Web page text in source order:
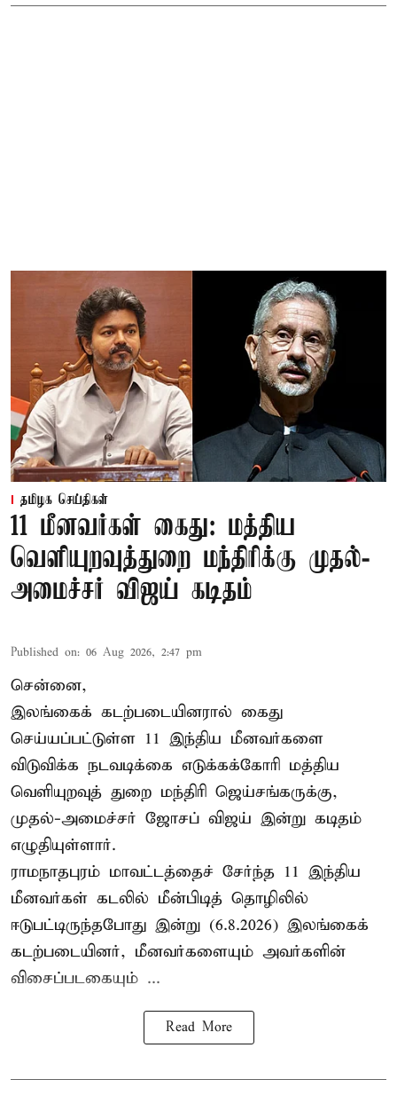
தமிழக செய்திகள்
11 மீனவர்கள் கைது: மத்திய
வெளியுறவுத்துறை மந்திரிக்கு முதல்-
அமைச்சர் விஜய் கடிதம்
Published on: 06 Aug 2026, 2:47 pm
சென்னை,
இலங்கைக் கடற்படையினரால் கைது
செய்யப்பட்டுள்ள 11 இந்திய மீனவர்களை
விடுவிக்க நடவடிக்கை எடுக்கக்கோரி மத்திய
வெளியுறவுத் துறை மந்திரி ஜெய்சங்கருக்கு,
முதல்-அமைச்சர் ஜோசப் விஜய் இன்று கடிதம்
எழுதியுள்ளார்.
ராமநாதபுரம் மாவட்டத்தைச் சேர்ந்த 11 இந்திய
மீனவர்கள் கடலில் மீன்பிடித் தொழிலில்
ஈடுபட்டிருந்தபோது இன்று (6.8.2026) இலங்கைக்
கடற்படையினர், மீனவர்களையும் அவர்களின்
விசைப்படகையும் ...
Read More